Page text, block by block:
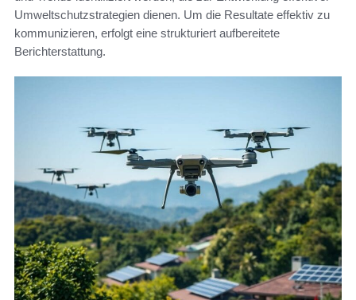
Umweltschutzstrategien dienen. Um die Resultate effektiv zu
kommunizieren, erfolgt eine strukturiert aufbereitete
Berichterstattung.